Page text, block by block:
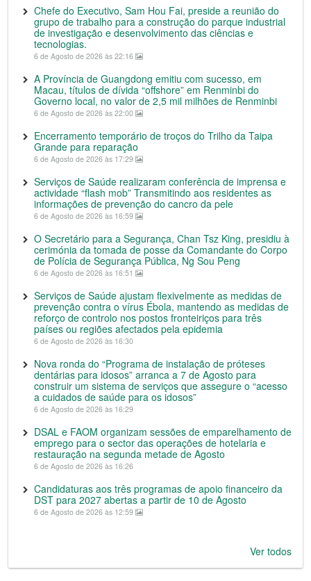
Chefe do Executivo, Sam Hou Fai, preside a reunião do
grupo de trabalho para a construção do parque industrial
de investigação e desenvolvimento das ciências e
tecnologias.
6 de Agosto de 2026 às 22:16
A Província de Guangdong emitiu com sucesso, em
Macau, títulos de dívida “offshore” em Renminbi do
Governo local, no valor de 2,5 mil milhões de Renminbi
6 de Agosto de 2026 às 22:00
Encerramento temporário de troços do Trilho da Taipa
Grande para reparação
6 de Agosto de 2026 às 17:29
Serviços de Saúde realizaram conferência de imprensa e
actividade “flash mob” Transmitindo aos residentes as
informações de prevenção do cancro da pele
6 de Agosto de 2026 às 16:59
O Secretário para a Segurança, Chan Tsz King, presidiu à
cerimónia da tomada de posse da Comandante do Corpo
de Polícia de Segurança Pública, Ng Sou Peng
6 de Agosto de 2026 às 16:51
Serviços de Saúde ajustam flexivelmente as medidas de
prevenção contra o vírus Ébola, mantendo as medidas de
reforço de controlo nos postos fronteiriços para três
países ou regiões afectados pela epidemia
6 de Agosto de 2026 às 16:30
Nova ronda do “Programa de instalação de próteses
dentárias para idosos” arranca a 7 de Agosto para
construir um sistema de serviços que assegure o “acesso
a cuidados de saúde para os idosos”
6 de Agosto de 2026 às 16:29
DSAL e FAOM organizam sessões de emparelhamento de
emprego para o sector das operações de hotelaria e
restauração na segunda metade de Agosto
6 de Agosto de 2026 às 16:26
Candidaturas aos três programas de apoio financeiro da
DST para 2027 abertas a partir de 10 de Agosto
6 de Agosto de 2026 às 12:59
Ver todos